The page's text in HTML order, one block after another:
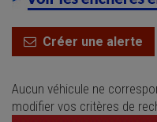
Créer une alerte
Aucun véhicule ne
modifier vos critères de